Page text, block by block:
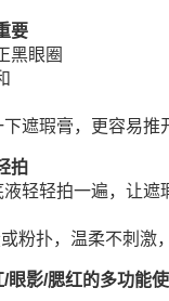
要
黑眼圈
遮瑕膏，更容易推
拍
轻轻拍一遍，让遮
粉扑，温柔不刺激
眼影/腮红的多功能使